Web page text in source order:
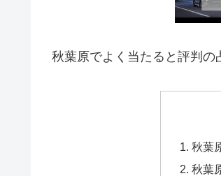
秋葉原でよく当たると評判の
秋葉
秋葉